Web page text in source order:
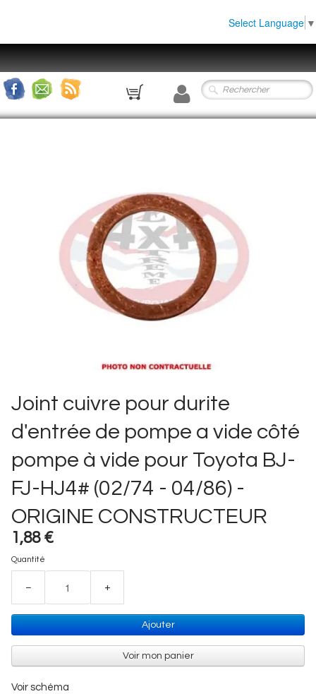
Select Language ▼
Joint cuivre pour durite
d'entrée de pompe a vide côté
pompe à vide pour Toyota BJ-
FJ-HJ4# (02/74 - 04/86) -
ORIGINE CONSTRUCTEUR
1,88 €
Quantité
− +
Ajouter
Voir mon panier
Voir schéma